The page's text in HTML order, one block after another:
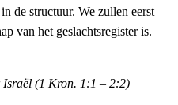
de structuur. We zullen eerst
van het geslachtsregister is.
(1 Kron. 1:1 – 2:2)